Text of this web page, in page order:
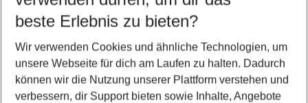
5-8 Nächte
2 Erwachsene Keine Kinder
Mehr Filter anzeigen
beste Erlebnis zu bieten?
Wir verwenden Cookies und ähnliche Technologien, um
unsere Webseite für dich am Laufen zu halten. Dadurch
können wir die Nutzung unserer Plattform verstehen und
verbessern, dir Support bieten sowie Inhalte, Angebote